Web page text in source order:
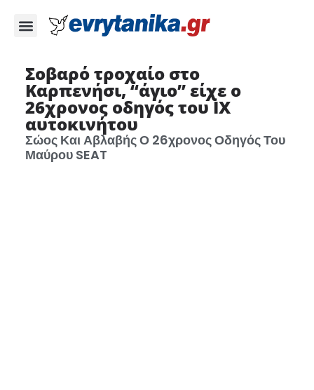
Σοβαρό τροχαίο στο
Καρπενήσι, “άγιο” είχε ο
26χρονος οδηγός του ΙΧ
αυτοκινήτου
Σώος Και Αβλαβής Ο 26χρονος Οδηγός Του
Μαύρου SEAT